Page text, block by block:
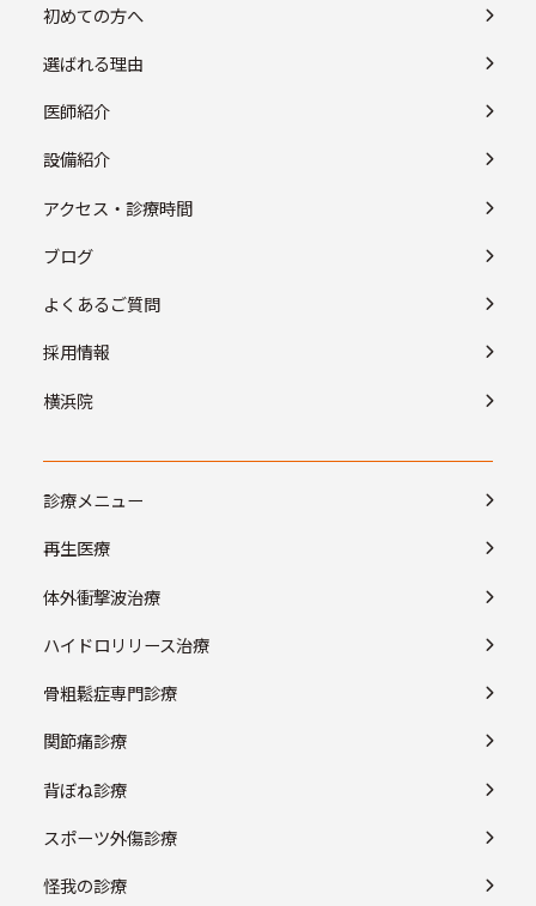
初めての方へ
選ばれる理由
医師紹介
設備紹介
アクセス・診療時間
ブログ
よくあるご質問
採用情報
横浜院
診療メニュー
再生医療
体外衝撃波治療
ハイドロリリース治療
骨粗鬆症専門診療
関節痛診療
背ぼね診療
スポーツ外傷診療
怪我の診療